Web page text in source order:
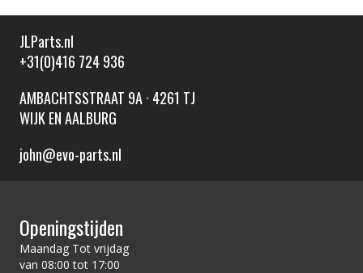
JLParts.nl
+31(0)416 724 936
AMBACHTSSTRAAT 9A · 4261 TJ
WIJK EN AALBURG
john@evo-parts.nl
Openingstijden
Maandag Tot vrijdag
van 08:00 tot 17:00